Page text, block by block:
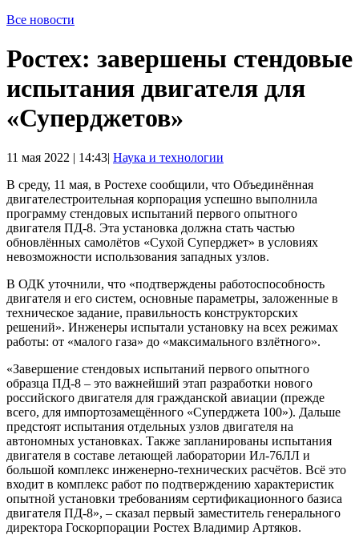
Все новости
Ростех: завершены стендовые
испытания двигателя для
«Суперджетов»
11 мая 2022 | 14:43| Наука и технологии
В среду, 11 мая, в Ростехе сообщили, что Объединённая
двигателестроительная корпорация успешно выполнила
программу стендовых испытаний первого опытного
двигателя ПД-8. Эта установка должна стать частью
обновлённых самолётов «Сухой Суперджет» в условиях
невозможности использования западных узлов.
В ОДК уточнили, что «подтверждены работоспособность
двигателя и его систем, основные параметры, заложенные в
техническое задание, правильность конструкторских
решений». Инженеры испытали установку на всех режимах
работы: от «малого газа» до «максимального взлётного».
«Завершение стендовых испытаний первого опытного
образца ПД-8 – это важнейший этап разработки нового
российского двигателя для гражданской авиации (прежде
всего, для импортозамещённого «Суперджета 100»). Дальше
предстоят испытания отдельных узлов двигателя на
автономных установках. Также запланированы испытания
двигателя в составе летающей лаборатории Ил-76ЛЛ и
большой комплекс инженерно-технических расчётов. Всё это
входит в комплекс работ по подтверждению характеристик
опытной установки требованиям сертификационного базиса
двигателя ПД-8», – сказал первый заместитель генерального
директора Госкорпорации Ростех Владимир Артяков.